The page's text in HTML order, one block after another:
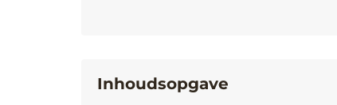
Inhoudsopgave